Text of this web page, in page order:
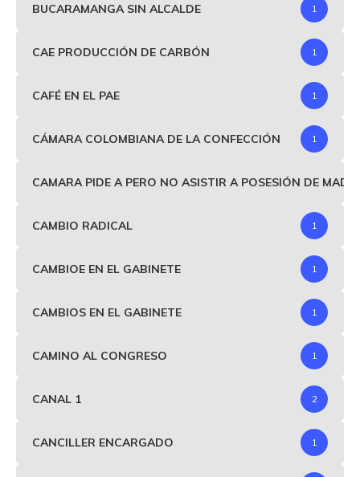
BUCARAMANGA SIN ALCALDE 1
CAE PRODUCCIÓN DE CARBÓN 1
CAFÉ EN EL PAE 1
CÁMARA COLOMBIANA DE LA CONFECCIÓN 1
CAMARA PIDE A PERO NO ASISTIR A POSESIÓN DE
CAMBIO RADICAL 1
CAMBIOE EN EL GABINETE 1
CAMBIOS EN EL GABINETE 1
CAMINO AL CONGRESO 1
CANAL 1 2
CANCILLER ENCARGADO 1